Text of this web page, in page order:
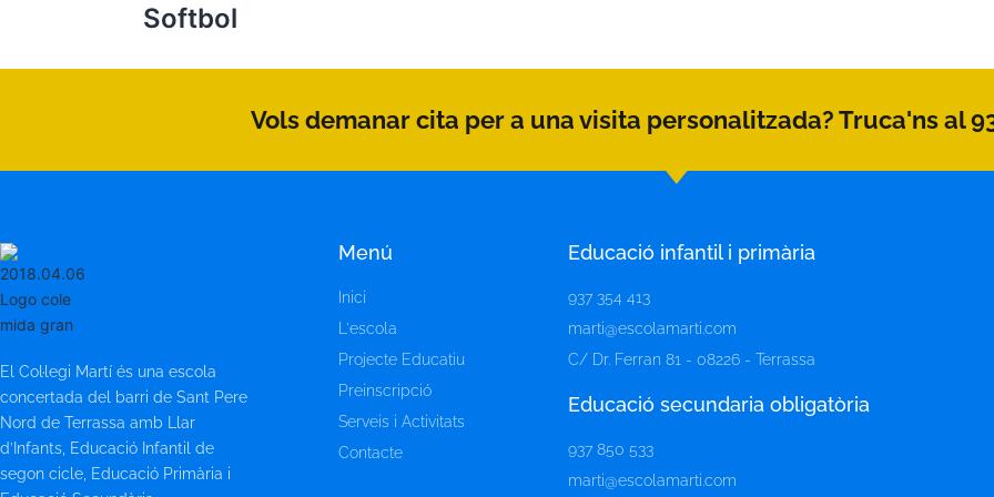
Softbol
Vols demanar cita per a una visita personalitzada? Truca'ns al
El Col·legi Martí és una escola
concertada del barri de Sant Pere
Nord de Terrassa amb Llar
d’Infants, Educació Infantil de
segon cicle, Educació Primària i
Menú
Inici
L'escola
Projecte Educatiu
Preinscripció
Serveis i Activitats
Contacte
Educació infantil i primària
937 354 413
marti@escolamarti.com
C/ Dr. Ferran 81 - 08226 - Terrassa
Educació secundaria obligatòria​
937 850 533
marti@escolamarti.com